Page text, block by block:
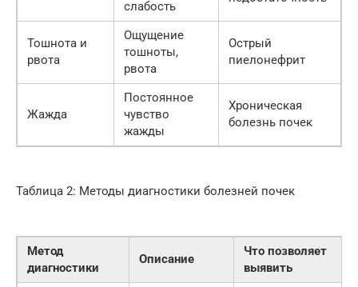
слабость
Тошнота и
рвота
Ощущение
тошноты,
рвота
Острый
пиелонефрит
Жажда
Постоянное
чувство
жажды
Хроническая
болезнь почек
Таблица 2: Методы диагностики болезней почек
Метод
диагностики
Описание
Что позволяет
выявить